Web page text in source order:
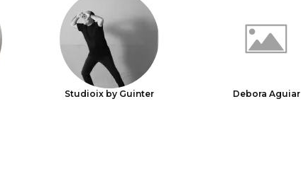
Studioix by Guinter Debora Aguiar